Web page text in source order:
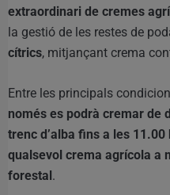
extraordinari de cremes
la gestió de les restes de
cítrics, mitjançant crema
Entre les principals
només es podrà cremar de
trenc d’alba fins a les 11.00
qualsevol crema agrícola a
forestal.